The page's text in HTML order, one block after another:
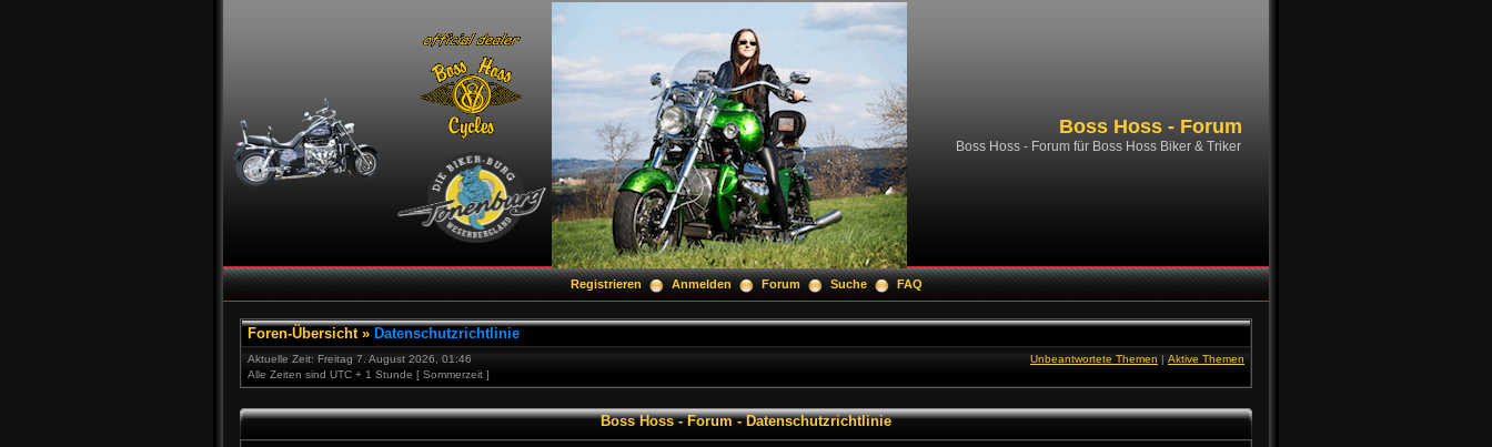
Boss Hoss - Forum
Boss Hoss - Forum für Boss Hoss Biker & Triker
Registrieren Anmelden Forum Suche FAQ
Foren-Übersicht» Datenschutzrichtlinie
Aktuelle Zeit: Freitag 7. August 2026, 01:46
Alle Zeiten sind UTC + 1 Stunde [ Sommerzeit ]
Unbeantwortete Themen | Aktive Themen
Boss Hoss - Forum - Datenschutzrichtlinie